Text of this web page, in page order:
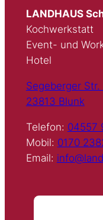
LANDHAUS
Kochwerkstatt
Event- und
Hotel
Segeberger Str.
23813 Blunk
Telefon: 04557
Mobil: 0170
Email: